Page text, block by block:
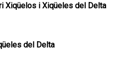
Xiqüelos i Xiqüeles del Delta
del Delta